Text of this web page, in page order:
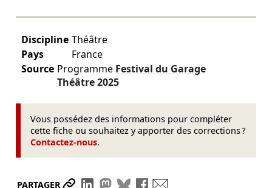
Discipline Théâtre
Pays
France
Source Programme Festival du Garage
Théâtre2025
Vous possédez des informations pour compléter
cette fiche ou souhaitez y apporter des corrections ?
Contactez-nous.
PARTAGER Partager le lien
Partager sur LinkedIn
Partager sur Mastodon
Partager sur Bluesky
Partager sur Facebook